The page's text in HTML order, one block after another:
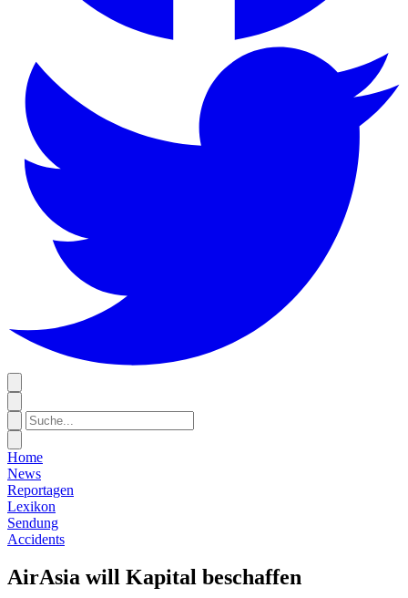
Home
News
Reportagen
Lexikon
Sendung
Accidents
AirAsia will Kapital beschaffen